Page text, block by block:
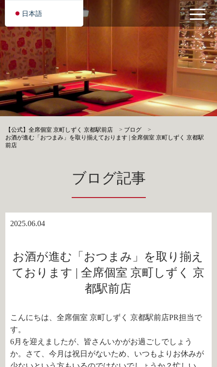
【公式】全席個室 京町しずく 京都駅前店 > ブログ
>
お酒が進む「おつまみ」を取り揃えております | 全席個室 京町しずく 京都駅
前店
ブログ記事
2025.06.04
お酒が進む「おつまみ」を取り揃え
ております | 全席個室 京町しずく 京
都駅前店
こんにちは、全席個室 京町しずく 京都駅前店PR担当で
す。
6月を迎えましたが、皆さんいかがお過ごしでしょう
か。さて、今月は祝日がないため、いつもよりお休みが
日本語